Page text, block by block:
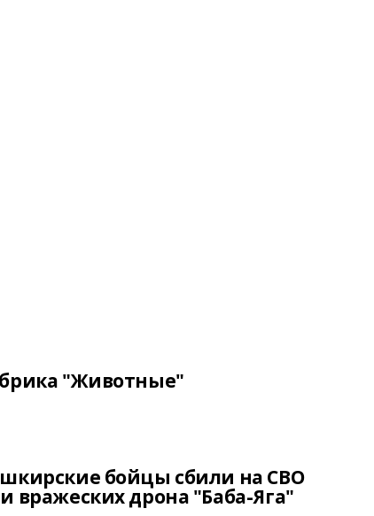
"Животные"
бойцы сбили на СВО
вражеских дрона "Баба-Яга"